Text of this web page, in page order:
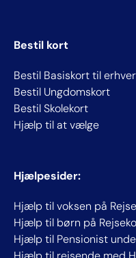
Bestil kort
Bestil Basiskort til
Bestil Ungdomskort
Bestil Skolekort
Hjælp til at vælge
Hjælpesider:
Hjælp til voksen på
Hjælp til børn på
Hjælp til Pensionist